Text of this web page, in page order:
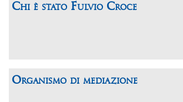
Chi è stato Fulvio Croce
Organismo di mediazione